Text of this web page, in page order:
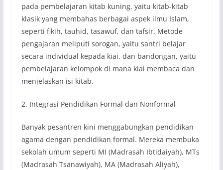
pada pembelajaran kitab kuning, yaitu kitab-kitab
klasik yang membahas berbagai aspek ilmu Islam,
seperti fikih, tauhid, tasawuf, dan tafsir. Metode
pengajaran meliputi sorogan, yaitu santri belajar
secara individual kepada kiai, dan bandongan, yaitu
pembelajaran kelompok di mana kiai membaca dan
menjelaskan isi kitab.
2. Integrasi Pendidikan Formal dan Nonformal
Banyak pesantren kini menggabungkan pendidikan
agama dengan pendidikan formal. Mereka membuka
sekolah umum seperti MI (Madrasah Ibtidaiyah), MTs
(Madrasah Tsanawiyah), MA (Madrasah Aliyah),